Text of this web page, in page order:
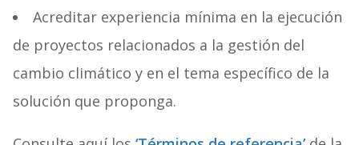
Acreditar experiencia mínima en la ejecución
de proyectos relacionados a la gestión del
cambio climático y en el tema específico de la
solución que proponga.